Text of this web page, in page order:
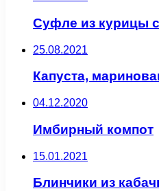
Суфле из курицы
25.08.2021
Капуста,
04.12.2020
Имбирный компот
15.01.2021
Блинчики из